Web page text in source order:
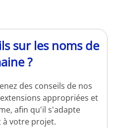
sur les noms de
?
des conseils de nos
appropriées et
afin qu'il s'adapte
votre projet.